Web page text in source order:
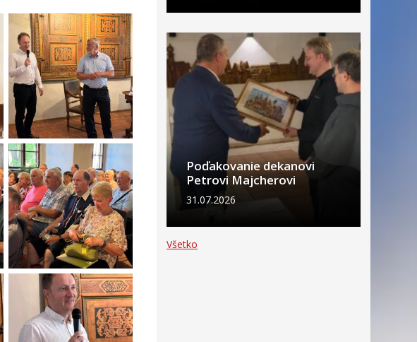
Poďakovanie dekanovi
Petrovi Majcherovi
31.07.2026
Všetko